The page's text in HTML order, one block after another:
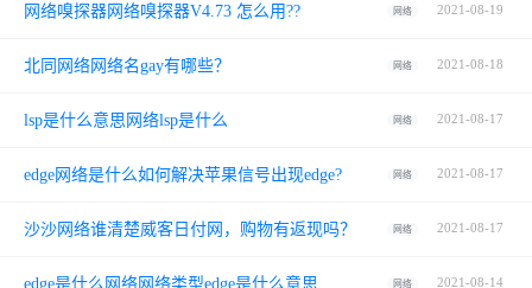
网络嗅探器网络嗅探器V4.73 怎么用?? 网络 2021-08-19
北同网络网络名gay有哪些？ 网络 2021-08-18
lsp是什么意思网络lsp是什么 网络 2021-08-17
edge网络是什么如何解决苹果信号出现edge? 网络 2021-08-17
沙沙网络谁清楚威客日付网，购物有返现吗？ 网络 2021-08-17
edge是什么网络网络类型edge是什么意思 网络 2021-08-14